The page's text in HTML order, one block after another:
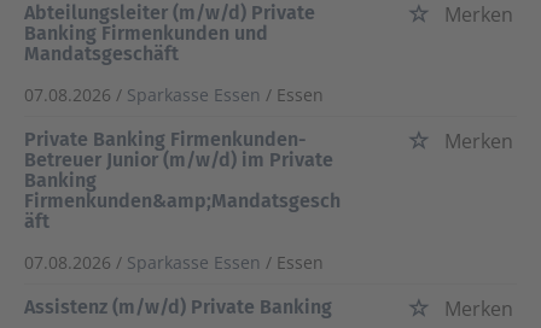
Abteilungsleiter (m/w/d) Private
Banking Firmenkunden und
Mandatsgeschäft
Merken
07.08.2026 / Sparkasse Essen / Essen
Private Banking Firmenkunden-
Betreuer Junior (m/w/d) im Private
Banking
Firmenkunden&amp;Mandatsgesch
äft
Merken
07.08.2026 / Sparkasse Essen / Essen
Assistenz (m/w/d) Private Banking
Merken